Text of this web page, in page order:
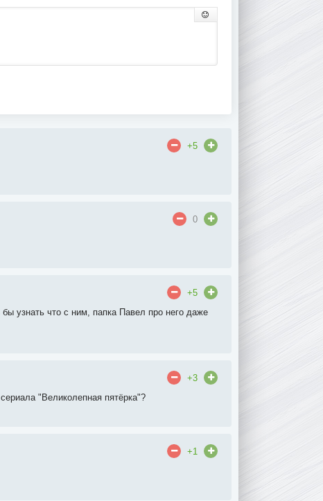
+5
0
+5
бы узнать что с ним, папка Павел про него даже
+3
"Великолепная пятёрка"?
+1